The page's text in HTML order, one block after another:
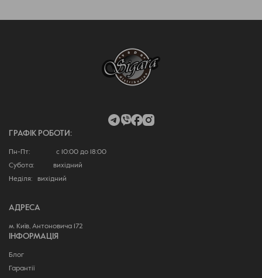
ГРАФІК РОБОТИ:
Пн-Пт: с 10:00 до 18:00
Субота: вихідний
Неділя: вихідний
АДРЕСА
м. Київ, Антоновича 172
ІНФОРМАЦІЯ
Блог
Гарантії